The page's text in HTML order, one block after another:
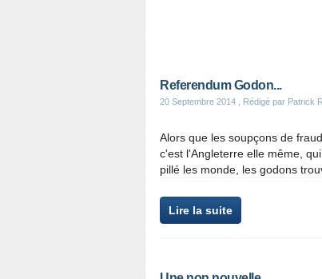
Referendum Godon...
20 Septembre 2014 , Rédigé par Patrick
Alors que les soupçons de
c'est l'Angleterre elle même,
pillé les monde, les godons
Lire la suite